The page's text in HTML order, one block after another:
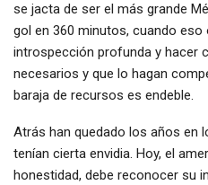
se jacta de ser el más grande
gol en 360 minutos, cuando eso
introspección profunda y hacer
necesarios y que lo hagan
baraja de recursos es endeble.
Atrás han quedado los años en
tenían cierta envidia. Hoy, el
honestidad, debe reconocer su